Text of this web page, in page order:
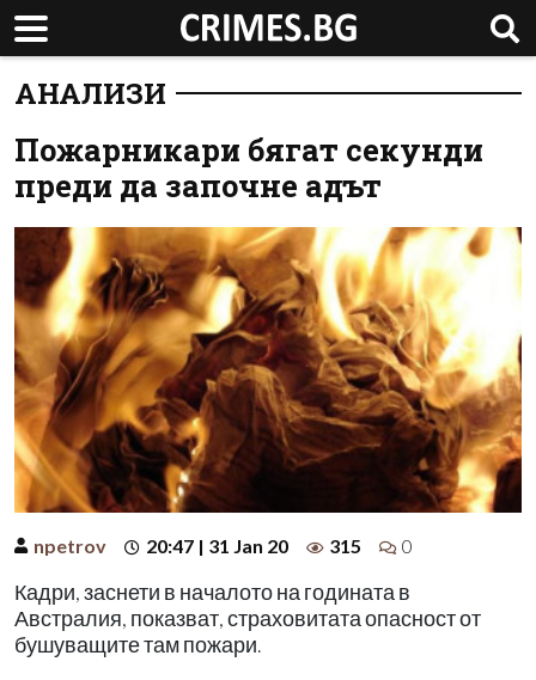
АНАЛИЗИ
Пожарникари бягат секунди
преди да започне адът
npetrov 20:47 | 31 Jan 20 315 0
Кадри, заснети в началото на годината в
Австралия, показват, страховитата опасност от
бушуващите там пожари.